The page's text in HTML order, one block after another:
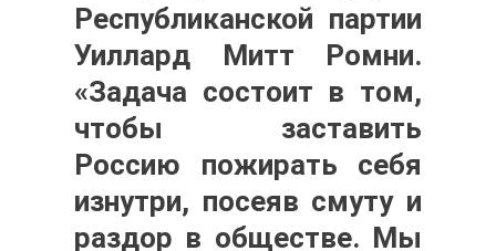
Республиканской партии
Уиллард Митт Ромни.
«Задача состоит в том,
чтобы заставить
Россию пожирать себя
изнутри, посеяв смуту и
раздор в обществе. Мы